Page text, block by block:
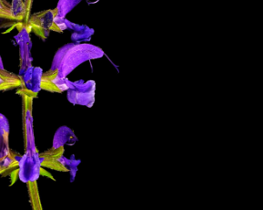
WORKS IN THE GERMAN VERSION OF
SPEAKERS PLEASE USE THE SEARCH
ON THE WELCOME PAGE.